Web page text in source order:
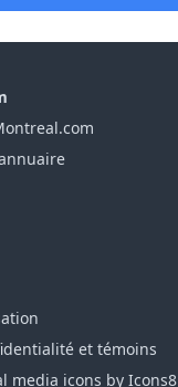
et témoins
media icons by Icons8